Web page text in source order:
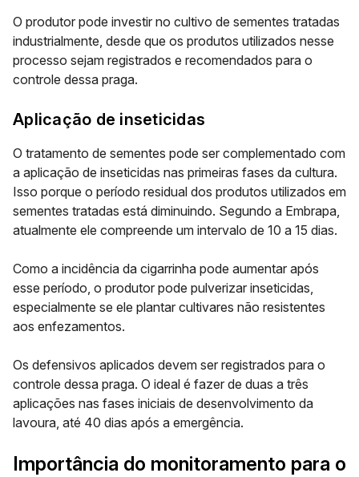
O produtor pode investir no cultivo de sementes tratadas
industrialmente, desde que os produtos utilizados nesse
processo sejam registrados e recomendados para o
controle dessa praga.
Aplicação de inseticidas
O tratamento de sementes pode ser complementado com
a aplicação de inseticidas nas primeiras fases da cultura.
Isso porque o período residual dos produtos utilizados em
sementes tratadas está diminuindo. Segundo a Embrapa,
atualmente ele compreende um intervalo de 10 a 15 dias.
Como a incidência da cigarrinha pode aumentar após
esse período, o produtor pode pulverizar inseticidas,
especialmente se ele plantar cultivares não resistentes
aos enfezamentos.
Os defensivos aplicados devem ser registrados para o
controle dessa praga. O ideal é fazer de duas a três
aplicações nas fases iniciais de desenvolvimento da
lavoura, até 40 dias após a emergência.
Importância do monitoramento para o